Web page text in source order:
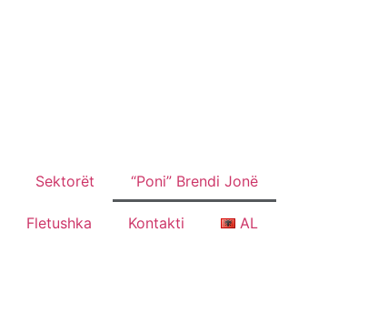
Sektorët “Poni” Brendi Jonë
Fletushka Kontakti AL